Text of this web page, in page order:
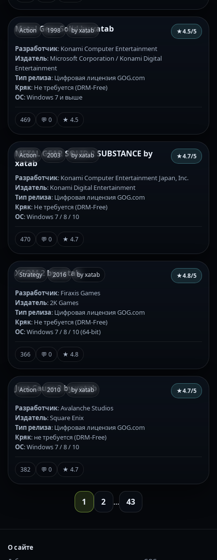
Action 1998 by xatab
Metal Gear Solid by xatab ★4.5/5
Разработчик: Konami Computer Entertainment
Издатель: Microsoft Corporation / Konami Digital
Entertainment
Тип релиза: Цифровая лицензия GOG.com
Кряк: Не требуется (DRM-Free)
ОС: Windows 7 и выше
469 💬 0 ★ 4.5
Action 2003 by xatab
METAL GEAR SOLID 2 SUBSTANCE by
xatab
★4.7/5
Разработчик: Konami Computer Entertainment Japan, Inc.
Издатель: Konami Digital Entertainment
Тип релиза: Цифровая лицензия GOG.com
Кряк: Не требуется (DRM-Free)
ОС: Windows 7 / 8 / 10
470 💬 0 ★ 4.7
Strategy 2016 by xatab
XCOM 2 by xatab ★4.8/5
Разработчик: Firaxis Games
Издатель: 2K Games
Тип релиза: Цифровая лицензия GOG.com
Кряк: Не требуется (DRM-Free)
ОС: Windows 7 / 8 / 10 (64-bit)
366 💬 0 ★ 4.8
Action 2010 by xatab
Just Cause 2 by xatab ★4.7/5
Разработчик: Avalanche Studios
Издатель: Square Enix
Тип релиза: Цифровая лицензия GOG.com
Кряк: не требуется (DRM-Free)
ОС: Windows 7 / 8 / 10
382 💬 0 ★ 4.7
1 2 ... 43
О сайте